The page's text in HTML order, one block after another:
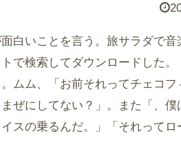
白いことを言う。旅サラダで
で検索してダウンロードした
ムム、「お前それってチェコ
ぜにしてない？」。また「、
スの乗るんだ。」「それって